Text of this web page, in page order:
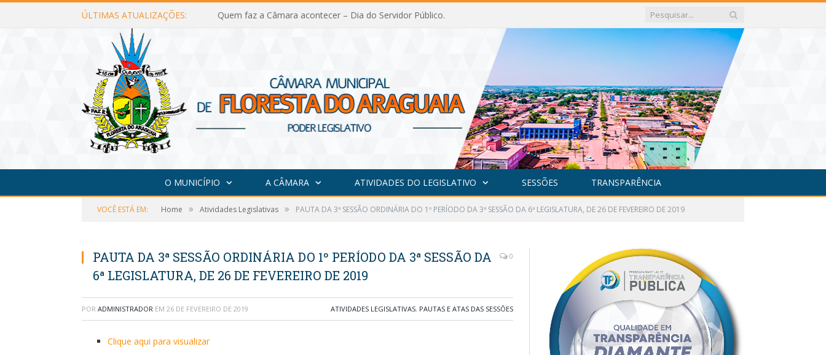
ÚLTIMAS ATUALIZAÇÕES: Quem faz a Câmara acontecer – Dia do Servidor Público.
O MUNICÍPIO A CÂMARA ATIVIDADES DO LEGISLATIVO SESSÕES TRANSPARÊNCIA
VOCÊ ESTÁ EM: Home » Atividades Legislativas » PAUTA DA 3ª SESSÃO ORDINÁRIA DO 1º PERÍODO DA 3ª SESSÃO DA 6ª LEGISLATURA, DE 26 DE FEVEREIRO DE 2019
PAUTA DA 3ª SESSÃO ORDINÁRIA DO 1º PERÍODO DA 3ª SESSÃO DA
6ª LEGISLATURA, DE 26 DE FEVEREIRO DE 2019
0
POR ADMINISTRADOR EM 26 DE FEVEREIRO DE 2019 ATIVIDADES LEGISLATIVAS, PAUTAS E ATAS DAS SESSÕES
Clique aqui para visualizar